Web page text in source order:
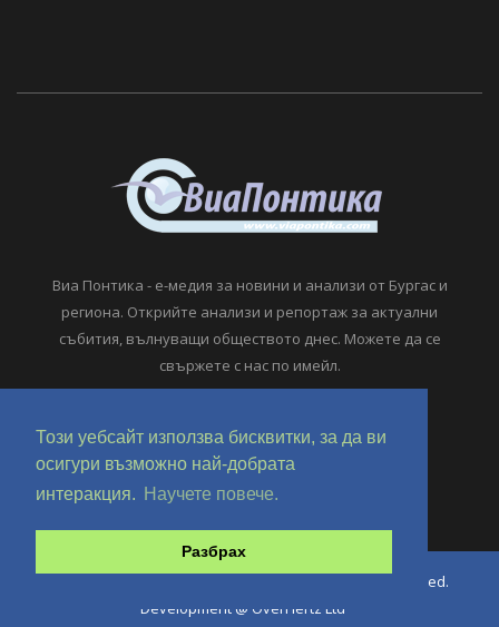
Този уебсайт използва бисквитки, за да ви
осигури възможно най-добрата
интеракция.
Научете повече.
Разбрах
Виа Понтика - е-медия за новини и анализи от Бургас и
региона. Открийте анализи и репортаж за актуални
събития, вълнуващи обществото днес. Можете да се
свържете с нас по имейл.
viapontika@viapontika.com
Copyright © 2018-2024 ViaPontika.com. All Rights Reserved.
Development @ OverHertz Ltd